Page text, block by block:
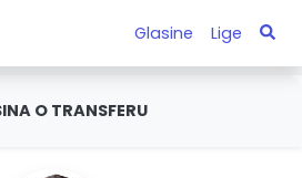
Glasine Lige
O TRANSFERU